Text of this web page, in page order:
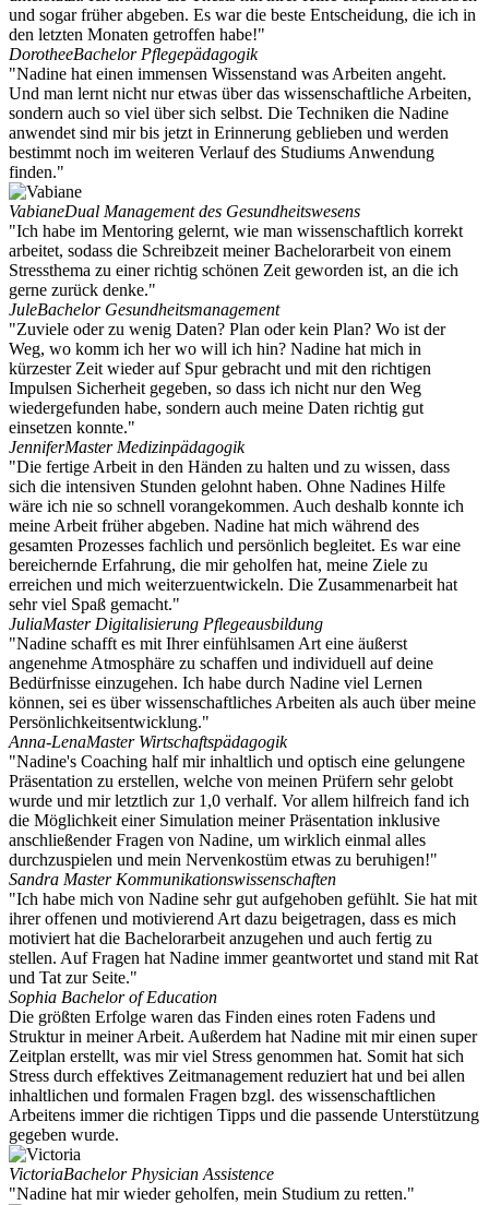
und sogar früher abgeben. Es war die beste Entscheidung, die ich in
den letzten Monaten getroffen habe!"
DorotheeBachelor Pflegepädagogik
"Nadine hat einen immensen Wissenstand was Arbeiten angeht.
Und man lernt nicht nur etwas über das wissenschaftliche Arbeiten,
sondern auch so viel über sich selbst. Die Techniken die Nadine
anwendet sind mir bis jetzt in Erinnerung geblieben und werden
bestimmt noch im weiteren Verlauf des Studiums Anwendung
finden."
VabianeDual Management des Gesundheitswesens
"Ich habe im Mentoring gelernt, wie man wissenschaftlich korrekt
arbeitet, sodass die Schreibzeit meiner Bachelorarbeit von einem
Stressthema zu einer richtig schönen Zeit geworden ist, an die ich
gerne zurück denke."
JuleBachelor Gesundheitsmanagement
"Zuviele oder zu wenig Daten? Plan oder kein Plan? Wo ist der
Weg, wo komm ich her wo will ich hin? Nadine hat mich in
kürzester Zeit wieder auf Spur gebracht und mit den richtigen
Impulsen Sicherheit gegeben, so dass ich nicht nur den Weg
wiedergefunden habe, sondern auch meine Daten richtig gut
einsetzen konnte."
JenniferMaster Medizinpädagogik
"Die fertige Arbeit in den Händen zu halten und zu wissen, dass
sich die intensiven Stunden gelohnt haben. Ohne Nadines Hilfe
wäre ich nie so schnell vorangekommen. Auch deshalb konnte ich
meine Arbeit früher abgeben. Nadine hat mich während des
gesamten Prozesses fachlich und persönlich begleitet. Es war eine
bereichernde Erfahrung, die mir geholfen hat, meine Ziele zu
erreichen und mich weiterzuentwickeln. Die Zusammenarbeit hat
sehr viel Spaß gemacht."
JuliaMaster Digitalisierung Pflegeausbildung
"Nadine schafft es mit Ihrer einfühlsamen Art eine äußerst
angenehme Atmosphäre zu schaffen und individuell auf deine
Bedürfnisse einzugehen. Ich habe durch Nadine viel Lernen
können, sei es über wissenschaftliches Arbeiten als auch über meine
Persönlichkeitsentwicklung."
Anna-LenaMaster Wirtschaftspädagogik
"Nadine's Coaching half mir inhaltlich und optisch eine gelungene
Präsentation zu erstellen, welche von meinen Prüfern sehr gelobt
wurde und mir letztlich zur 1,0 verhalf. Vor allem hilfreich fand ich
die Möglichkeit einer Simulation meiner Präsentation inklusive
anschließender Fragen von Nadine, um wirklich einmal alles
durchzuspielen und mein Nervenkostüm etwas zu beruhigen!"
Sandra Master Kommunikationswissenschaften
"Ich habe mich von Nadine sehr gut aufgehoben gefühlt. Sie hat mit
ihrer offenen und motivierend Art dazu beigetragen, dass es mich
motiviert hat die Bachelorarbeit anzugehen und auch fertig zu
stellen. Auf Fragen hat Nadine immer geantwortet und stand mit Rat
und Tat zur Seite."
Sophia Bachelor of Education
Die größten Erfolge waren das Finden eines roten Fadens und
Struktur in meiner Arbeit. Außerdem hat Nadine mit mir einen super
Zeitplan erstellt, was mir viel Stress genommen hat. Somit hat sich
Stress durch effektives Zeitmanagement reduziert hat und bei allen
inhaltlichen und formalen Fragen bzgl. des wissenschaftlichen
Arbeitens immer die richtigen Tipps und die passende Unterstützung
gegeben wurde.
VictoriaBachelor Physician Assistence
"Nadine hat mir wieder geholfen, mein Studium zu retten."